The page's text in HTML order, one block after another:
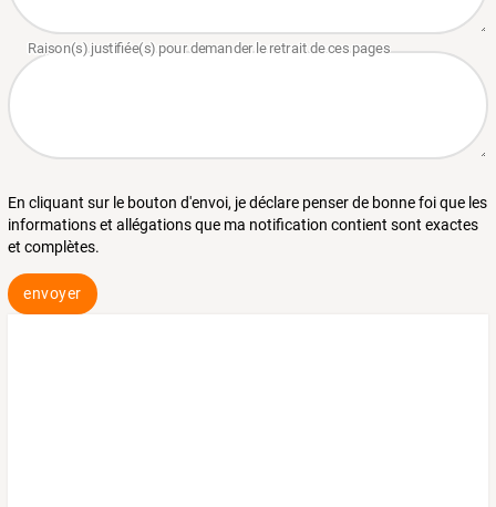
En cliquant sur le bouton d'envoi, je déclare penser de bonne foi que les
informations et allégations que ma notification contient sont exactes
et complètes.
envoyer